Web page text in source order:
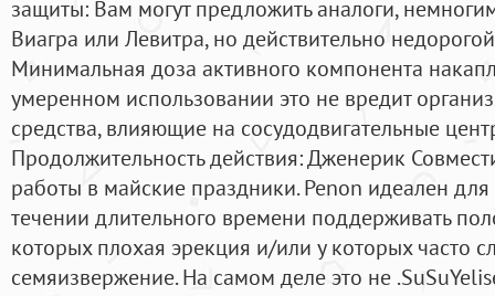
защиты: Вам могут предложить аналоги,
Виагра или Левитра, но действительно
Минимальная доза активного компонента
умеренном использовании это не вредит
средства, влияющие на сосудодвигательные
Продолжительность действия: Дженерик
работы в майские праздники. Penon идеален
течении длительного времени поддерживать
которых плохая эрекция и/или у которых часто
семяизвержение. На самом деле это не